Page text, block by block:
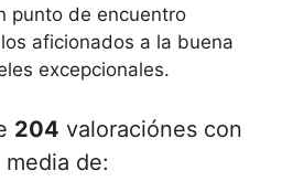
punto de encuentro
aficionados a la buena
excepcionales.
204 valoraciónes con
media de: